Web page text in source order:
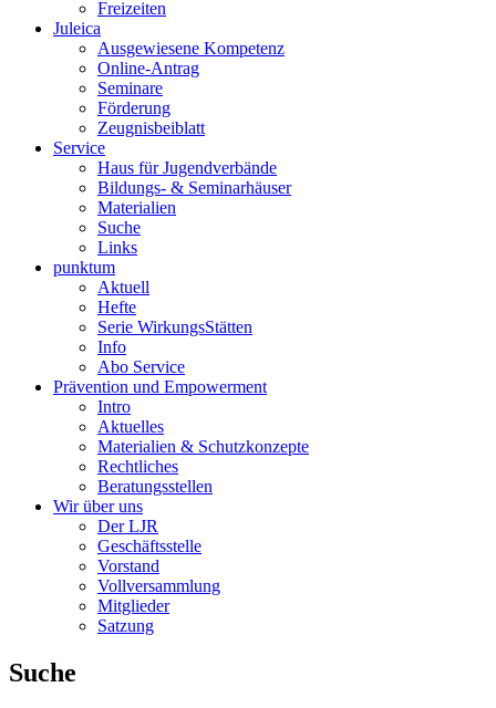
Freizeiten
Juleica
Ausgewiesene Kompetenz
Online-Antrag
Seminare
Förderung
Zeugnisbeiblatt
Service
Haus für Jugendverbände
Bildungs- & Seminarhäuser
Materialien
Suche
Links
punktum
Aktuell
Hefte
Serie WirkungsStätten
Info
Abo Service
Prävention und Empowerment
Intro
Aktuelles
Materialien & Schutzkonzepte
Rechtliches
Beratungsstellen
Wir über uns
Der LJR
Geschäftsstelle
Vorstand
Vollversammlung
Mitglieder
Satzung
Suche